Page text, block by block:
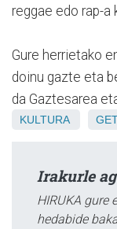
reggae edo rap-a
Gure herrietako
doinu gazte eta
da Gaztesarea
KULTURA
Irakurle
HIRUKA gure
hedabide